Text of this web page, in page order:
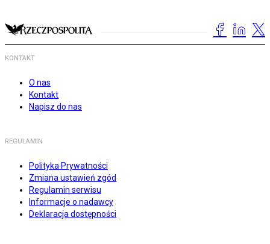
KONTAKT
O nas
Kontakt
Napisz do nas
REGULAMIN
Polityka Prywatności
Zmiana ustawień zgód
Regulamin serwisu
Informacje o nadawcy
Deklaracja dostępności